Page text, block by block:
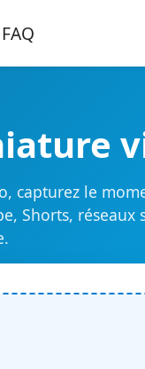
FAQ
capturez le
Shorts, réseaux